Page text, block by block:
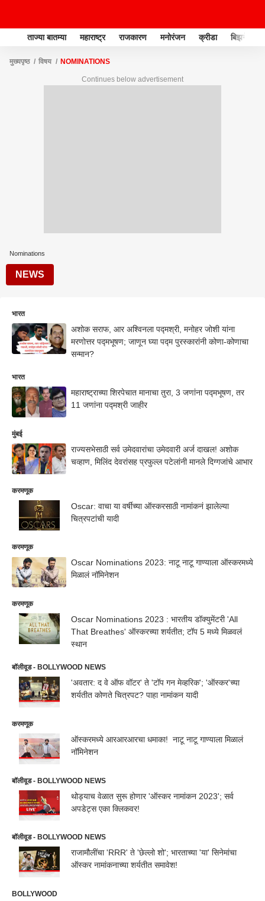
ताज्या बातम्या महाराष्ट्र राजकारण मनोरंजन क्रीडा बिझनेस
मुख्यपृष्ठ विषय NOMINATIONS
Continues below advertisement
Nominations
NEWS
भारत
अशोक सराफ, आर अश्विनला पद्मश्री, मनोहर जोशी यांना
मरणोत्तर पद्मभूषण; जाणून घ्या पद्म पुरस्कारांनी कोणा-कोणाचा
सन्मान?
भारत
महाराष्ट्राच्या शिरपेचात मानाचा तुरा, 3 जणांना पद्मभूषण, तर
11 जणांना पद्मश्री जाहीर
मुंबई
राज्यसभेसाठी सर्व उमेदवारांचा उमेदवारी अर्ज दाखल! अशोक
चव्हाण, मिलिंद देवरांसह प्रफुल्ल पटेलांनी मानले दिग्गजांचे आभार
करमणूक
Oscar: वाचा या वर्षीच्या ऑस्करसाठी नामांकनं झालेल्या
चित्रपटांची यादी
करमणूक
Oscar Nominations 2023: नाटू नाटू गाण्याला ऑस्करमध्ये
मिळालं नॉमिनेशन
करमणूक
Oscar Nominations 2023 : भारतीय डॉक्युमेंटरी 'All
That Breathes' ऑस्करच्या शर्यतीत; टॉप 5 मध्ये मिळवलं
स्थान
बॉलीवूड - BOLLYWOOD NEWS
'अवतार: द वे ऑफ वॉटर' ते 'टॉप गन मेव्हरिक'; 'ऑस्कर'च्या
शर्यतीत कोणते चित्रपट? पाहा नामांकन यादी
करमणूक
ऑस्करमध्ये आरआरआरचा धमाका! नाटू नाटू गाण्याला मिळालं
नॉमिनेशन
बॉलीवूड - BOLLYWOOD NEWS
थोड्याच वेळात सुरू होणार 'ऑस्कर नामांकन 2023'; सर्व
अपडेट्स एका क्लिकवर!
बॉलीवूड - BOLLYWOOD NEWS
राजामौलींचा 'RRR' ते 'छेल्लो शो'; भारताच्या 'या' सिनेमांचा
ऑस्कर नामांकनाच्या शर्यतीत समावेश!
BOLLYWOOD